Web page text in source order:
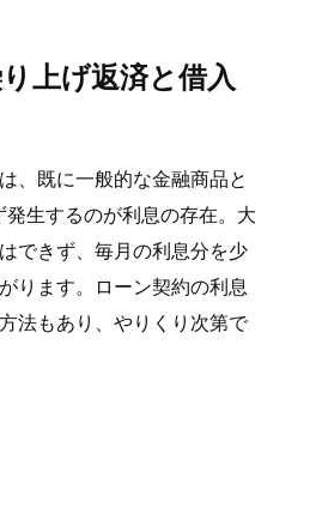
上げ返済と借入
、既に一般的な金融商品と
生するのが利息の存在。大
できず、毎月の利息分を少
ります。ローン契約の利息
法もあり、やりくり次第で